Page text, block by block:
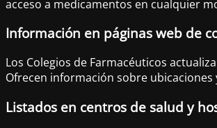
acceso a medicamentos en cualquier
Información en páginas web de
Los Colegios de Farmacéuticos
Ofrecen información sobre ubicaciones
Listados en centros de salud y